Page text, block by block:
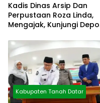
Kadis Dinas Arsip Dan
Perpustaan Roza Linda,
Mengajak, Kunjungi Depo
Kabupaten Tanah Datar